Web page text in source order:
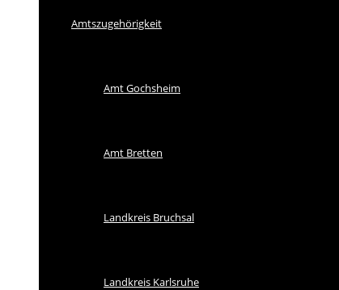
Amtszugehörigkeit
Amt Gochsheim
Amt Bretten
Landkreis Bruchsal
Landkreis Karlsruhe